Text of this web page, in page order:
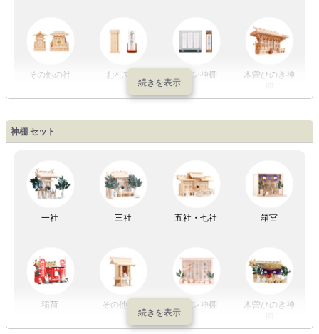
初盆セット 贈るセット 盆提灯単品 一対セット
盆提灯一万円
以内
～2万円
～3万円
以上
その他の社 お札立て モダン神棚
木曽ひのき神
神棚 セット
一社 三社 五社・七社 箱宮
稲荷 その他の社 モダン神棚
木曽ひのき神